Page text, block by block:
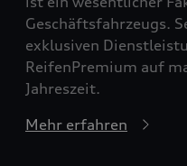
Geschäftsfahrzeugs.
exklusiven
ReifenPremium auf
Jahreszeit.
Mehr erfahren